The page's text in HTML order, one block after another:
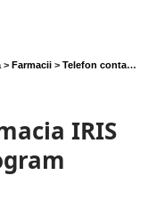
> Farmacii > Telefon contact Farmacia IRIS PHARM BISOCA. Program
IRIS